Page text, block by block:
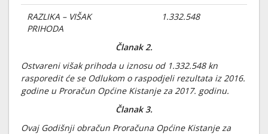
RAZLIKA – VIŠAK
PRIHODA
1.332.548
Članak 2.
Ostvareni višak prihoda u iznosu od 1.332.548 kn
rasporedit će se Odlukom o raspodjeli rezultata iz 2016.
godine u Proračun Općine Kistanje za 2017. godinu.
Članak 3.
Ovaj Godišnji obračun Proračuna Općine Kistanje za